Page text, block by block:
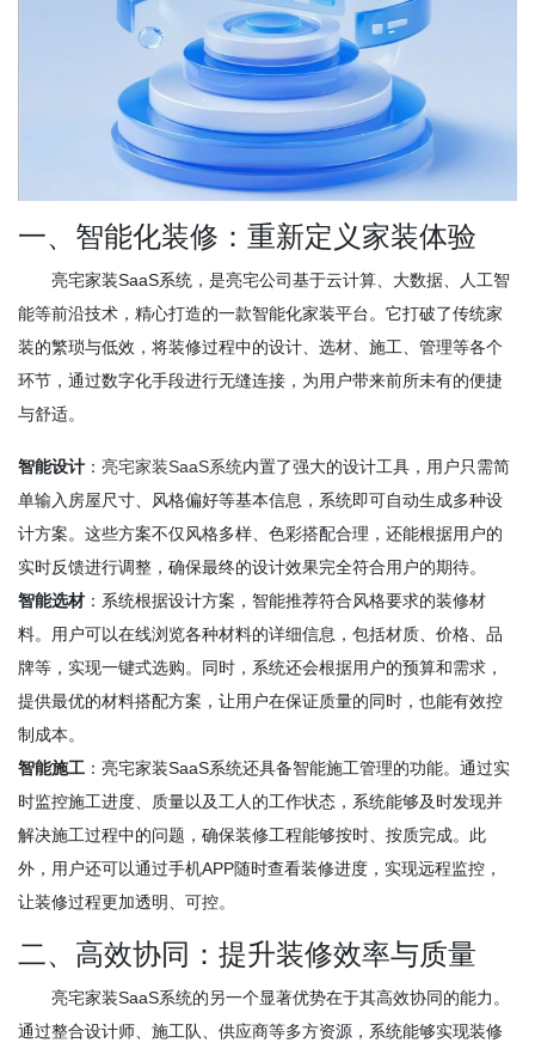
一、智能化装修：重新定义家装体验
亮宅家装SaaS系统，是亮宅公司基于云计算、大数据、人工智
能等前沿技术，精心打造的一款智能化家装平台。它打破了传统家
装的繁琐与低效，将装修过程中的设计、选材、施工、管理等各个
环节，通过数字化手段进行无缝连接，为用户带来前所未有的便捷
与舒适。
智能设计 ： 亮宅家装SaaS系统内置了强大的设计工具，用户只需简
单输入房屋尺寸、风格偏好等基本信息，系统即可自动生成多种设
计方案。这些方案不仅风格多样、色彩搭配合理，还能根据用户的
实时反馈进行调整，确保最终的设计效果完全符合用户的期待。
智能选材 ：系统根据设计方案，智能推荐符合风格要求的装修材
料。用户可以在线浏览各种材料的详细信息，包括材质、价格、品
牌等，实现一键式选购。同时，系统还会根据用户的预算和需求，
提供最优的材料搭配方案，让用户在保证质量的同时，也能有效控
制成本。
智能施工 ：亮宅家装SaaS系统还具备智能施工管理的功能。通过实
时监控施工进度、质量以及工人的工作状态，系统能够及时发现并
解决施工过程中的问题，确保装修工程能够按时、按质完成。此
外，用户还可以通过手机APP随时查看装修进度，实现远程监控，
让装修过程更加透明、可控。
二、高效协同：提升装修效率与质量
亮宅家装SaaS系统的另一个显著优势在于其高效协同的能力。
通过整合设计师、施工队、供应商等多方资源，系统能够实现装修